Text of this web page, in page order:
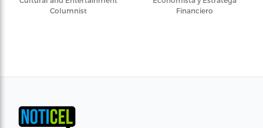
Columnist
Financiero